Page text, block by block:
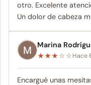
otro. Excelente
Un dolor de cabeza
Marina
★★★☆☆Hace
Encargué unas